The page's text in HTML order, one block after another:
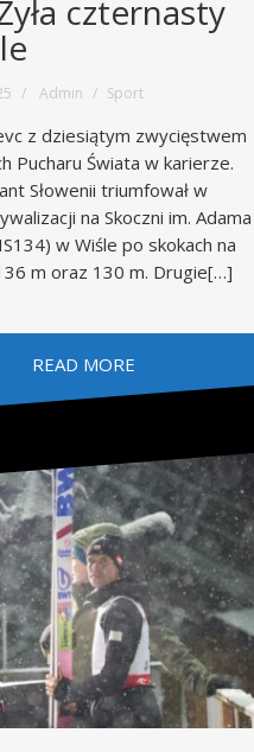
czternasty
Admin Sport
z dziesiątym zwycięstwem
Pucharu Świata w karierze.
Słowenii triumfował w
na Skoczni im. Adama
w Wiśle po skokach na
m oraz 130 m. Drugie[…]
READ MORE